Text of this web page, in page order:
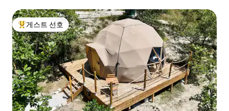
상위 게스트 선호
게스트 선호